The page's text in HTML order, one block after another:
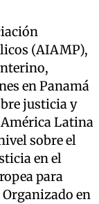
(AIAMP),
en Panamá
justicia y
Latina
sobre el
en el
para
en